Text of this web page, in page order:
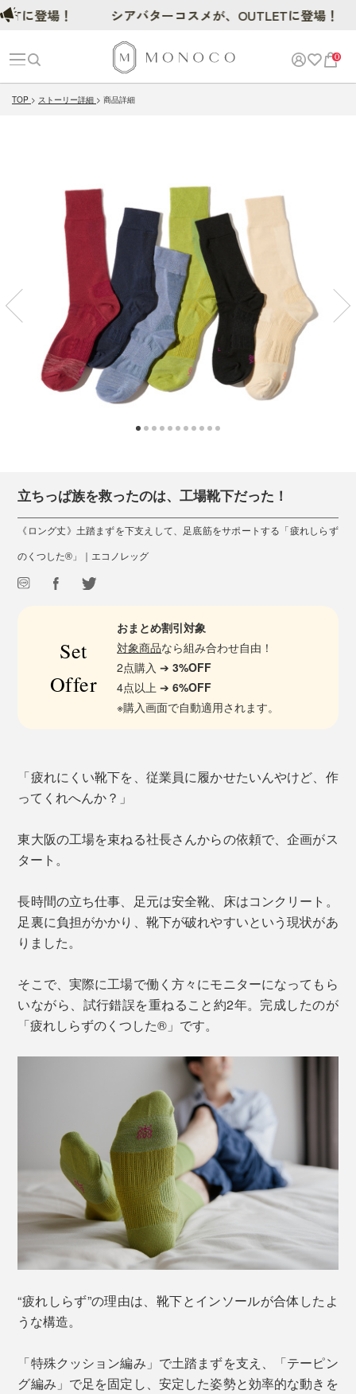
0
TOP ストーリー詳細 商品詳細
立ちっぱ族を救ったのは、工場靴下だった！
《ロング丈》土踏まずを下支えして、足底筋をサポートする「疲れしらず
のくつした®」｜エコノレッグ
Set
Offer
おまとめ割引対象
対象商品なら組み合わせ自由！
2点購入 ➔3%OFF
4点以上 ➔6%OFF
※購入画面で自動適用されます。
「疲れにくい靴下を、従業員に履かせたいんやけど、作
ってくれへんか？」
東大阪の工場を束ねる社長さんからの依頼で、企画がス
タート。
長時間の立ち仕事、足元は安全靴、床はコンクリート。
足裏に負担がかかり、靴下が破れやすいという現状があ
りました。
そこで、実際に工場で働く方々にモニターになってもら
いながら、試行錯誤を重ねること約2年。完成したのが
「疲れしらずのくつした®」です。
“疲れしらず”の理由は、靴下とインソールが合体したよ
うな構造。
「特殊クッション編み」で土踏まずを支え、「テーピン
グ編み」で足を固定し、安定した姿勢と効率的な動きを
場！ シアバターコスメが、OUTLETに登場！